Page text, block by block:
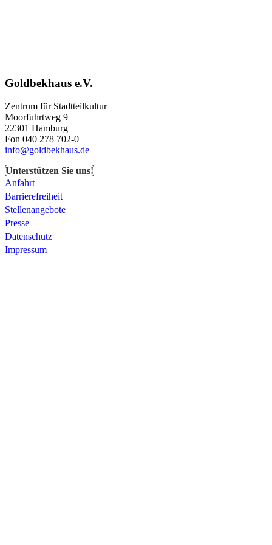
Goldbekhaus e.V.
Zentrum für Stadtteilkultur
Moorfuhrtweg 9
22301 Hamburg
Fon 040 278 702-0
info@goldbekhaus.de
Unterstützen Sie uns!
Anfahrt
Barrierefreiheit
Stellenangebote
Presse
Datenschutz
Impressum